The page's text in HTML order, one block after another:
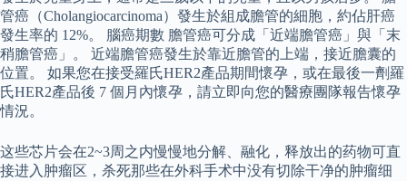
管癌（Cholangiocarcinoma）發生於組成膽管的細胞，約佔肝癌
發生率的 12%。 腦癌期數 膽管癌可分成「近端膽管癌」與「末
稍膽管癌」。 近端膽管癌發生於靠近膽管的上端，接近膽囊的
位置。 如果您在接受羅氏HER2產品期間懷孕，或在最後一劑羅
氏HER2產品後 7 個月內懷孕，請立即向您的醫療團隊報告懷孕
情況。
这些芯片会在2~3周之内慢慢地分解、融化，释放出的药物可直
接进入肿瘤区，杀死那些在外科手术中没有切除干净的肿瘤细